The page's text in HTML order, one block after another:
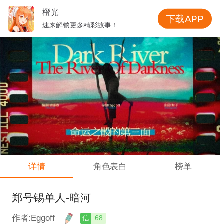
详情 角色表白 榜单
郑号锡单人-暗河
作者:Eggoff 信
68
橙光
速来解锁更多精彩故事！
下载APP